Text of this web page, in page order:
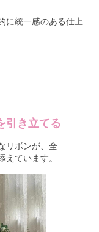
に統一感のある仕上
引き立てる
リボンが、全
ています。